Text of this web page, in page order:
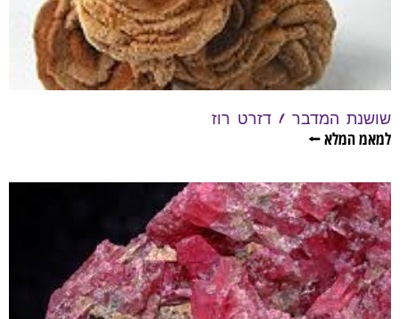
שושנת המדבר / דזרט רוז
למאמ המלא ⭠